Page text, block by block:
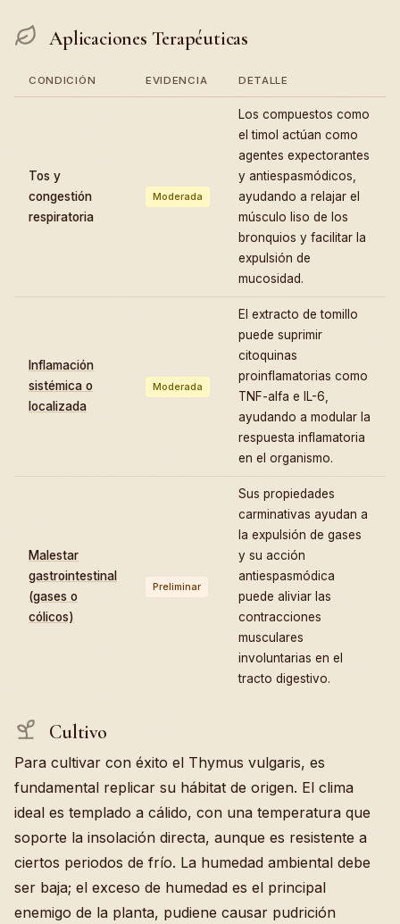
Aplicaciones Terapéuticas
CONDICIÓN EVIDENCIA DETALLE
Tos y
congestión
respiratoria
Moderada
Los compuestos como
el timol actúan como
agentes expectorantes
y antiespasmódicos,
ayudando a relajar el
músculo liso de los
bronquios y facilitar la
expulsión de
mucosidad.
Inflamación
sistémica o
localizada
Moderada
El extracto de tomillo
puede suprimir
citoquinas
proinflamatorias como
TNF-alfa e IL-6,
ayudando a modular la
respuesta inflamatoria
en el organismo.
Malestar
gastrointestinal
(gases o
cólicos)
Preliminar
Sus propiedades
carminativas ayudan a
la expulsión de gases
y su acción
antiespasmódica
puede aliviar las
contracciones
musculares
involuntarias en el
tracto digestivo.
Cultivo
Para cultivar con éxito el Thymus vulgaris, es
fundamental replicar su hábitat de origen. El clima
ideal es templado a cálido, con una temperatura que
soporte la insolación directa, aunque es resistente a
ciertos periodos de frío. La humedad ambiental debe
ser baja; el exceso de humedad es el principal
enemigo de la planta, pudiene causar pudrición